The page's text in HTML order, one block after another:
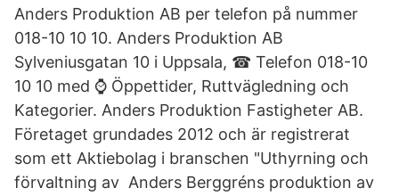
Anders Produktion AB per telefon på nummer
018-10 10 10. Anders Produktion AB
Sylveniusgatan 10 i Uppsala, ☎ Telefon 018-10
10 10 med ⌚ Öppettider, Ruttvägledning och
Kategorier. Anders Produktion Fastigheter AB.
Företaget grundades 2012 och är registrerat
som ett Aktiebolag i branschen "Uthyrning och
förvaltning av Anders Berggréns produktion av